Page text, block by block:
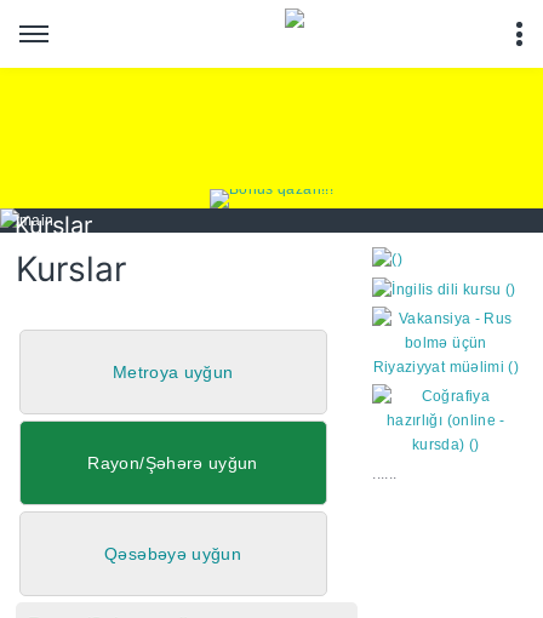
Kurslar
Kurslar
Metroya uyğun
Rayon/Şəhərə uyğun
Qəsəbəyə uyğun
https://wa.me/